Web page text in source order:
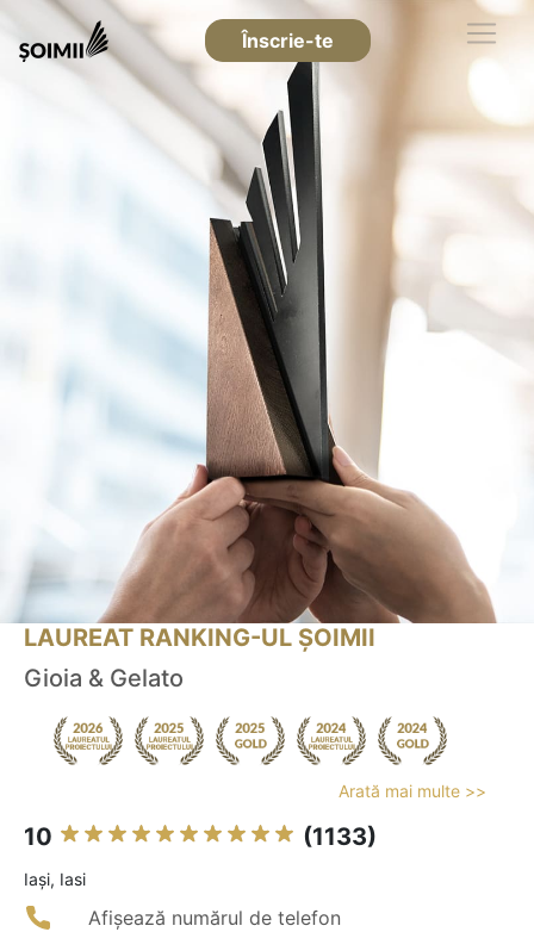
Înscrie-te
LAUREAT RANKING-UL ȘOIMII
Gioia & Gelato
Arată mai multe >>
10 (1133)
Iaşi, Iasi
Afișează numărul de telefon